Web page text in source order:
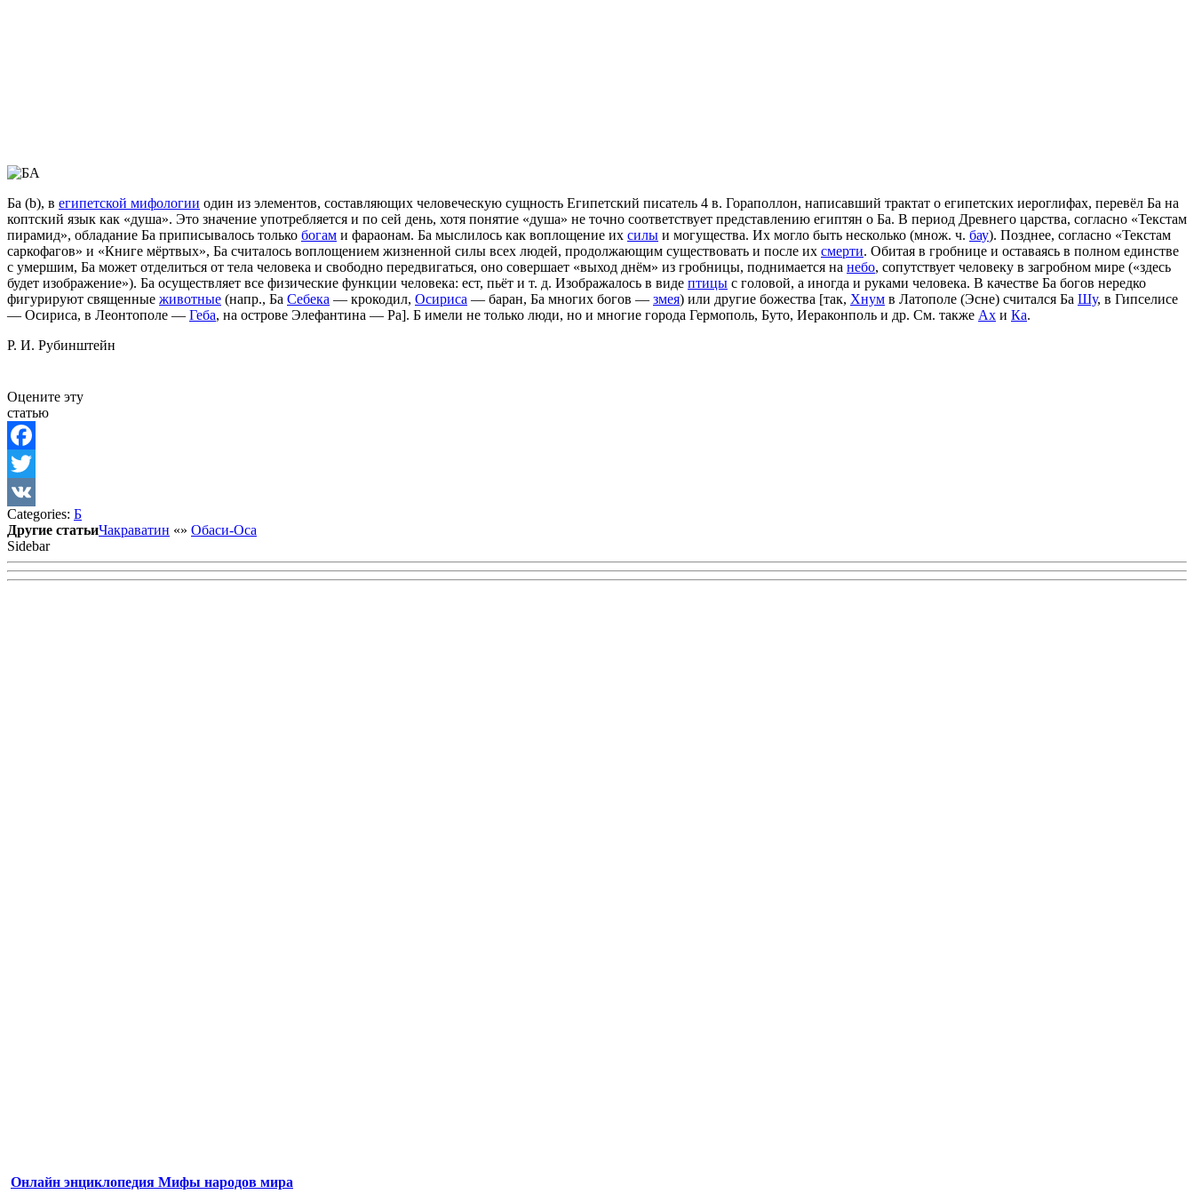
Ба (b), в египетской мифологии один из элементов, составляющих человеческую сущность Египетский писатель 4 в. Гораполлон, написавший трактат о египетских иероглифах, перевёл Ба на
коптский язык как «душа». Это значение употребляется и по сей день, хотя понятие «душа» не точно соответствует представлению египтян о Ба. В период Древнего царства, согласно «Текстам
пирамид», обладание Ба приписывалось только богам и фараонам. Ба мыслилось как воплощение их силы и могущества. Их могло быть несколько (множ. ч. бау). Позднее, согласно «Текстам
саркофагов» и «Книге мёртвых», Ба считалось воплощением жизненной силы всех людей, продолжающим существовать и после их смерти. Обитая в гробнице и оставаясь в полном единстве
с умершим, Ба может отделиться от тела человека и свободно передвигаться, оно совершает «выход днём» из гробницы, поднимается на небо, сопутствует человеку в загробном мире («здесь
будет изображение»). Ба осуществляет все физические функции человека: ест, пьёт и т. д. Изображалось в виде птицы с головой, а иногда и руками человека. В качестве Ба богов нередко
фигурируют священные животные (напр., Ба Себека — крокодил, Осириса — баран, Ба многих богов — змея) или другие божества [так, Хнум в Латополе (Эсне) считался Ба Шу, в Гипселисе
— Осириса, в Леонтополе — Геба, на острове Элефантина — Ра]. Б имели не только люди, но и многие города Гермополь, Буто, Иераконполь и др. См. также Ах и Ка.
Р. И. Рубинштейн
Оцените эту
статью
Facebook
Twitter
VK
Categories: Б
Другие статьиЧакраватин «» Обаси-Оса
Sidebar
Онлайн энциклопедия Мифы народов мира